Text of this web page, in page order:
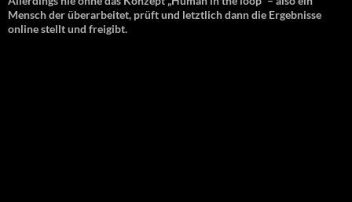
Mensch der überarbeitet, prüft und letztlich dann die Ergebnisse
online stellt und freigibt.